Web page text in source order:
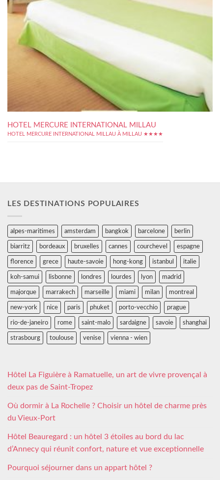
HOTEL MERCURE INTERNATIONAL MILLAU
HOTEL MERCURE INTERNATIONAL MILLAU À MILLAU ★★★★
LES DESTINATIONS POPULAIRES
alpes-maritimes amsterdam bangkok barcelone berlin
biarritz bordeaux bruxelles cannes courchevel espagne
florence grece haute-savoie hong-kong istanbul italie
koh-samui lisbonne londres lourdes lyon madrid
majorque marrakech marseille miami milan montreal
new-york nice paris phuket porto-vecchio prague
rio-de-janeiro rome saint-malo sardaigne savoie shanghai
strasbourg toulouse venise vienna - wien
Hôtel La Figuière à Ramatuelle, un art de vivre provençal à
deux pas de Saint-Tropez
Où dormir à La Rochelle ? Choisir un hôtel de charme près
du Vieux-Port
Hôtel Beauregard : un hôtel 3 étoiles au bord du lac
d’Annecy qui réunit confort, nature et vue exceptionnelle
Pourquoi séjourner dans un appart hôtel ?